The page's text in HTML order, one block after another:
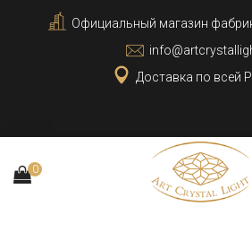
Официальный магазин
Доставка по всей
0